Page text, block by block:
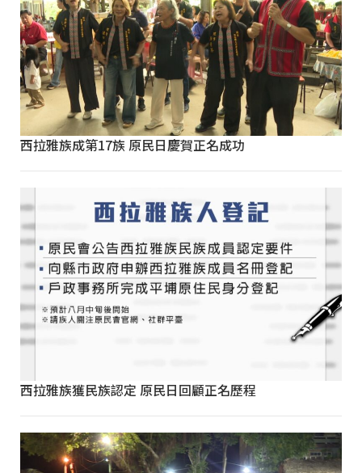
西拉雅族成第17族 原民日慶賀正名成功
西拉雅族獲民族認定 原民日回顧正名歷程